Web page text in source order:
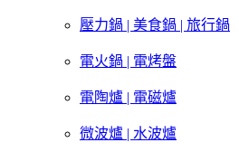
壓力鍋 | 美食鍋 | 旅行鍋
電火鍋 | 電烤盤
電陶爐 | 電磁爐
微波爐 | 水波爐